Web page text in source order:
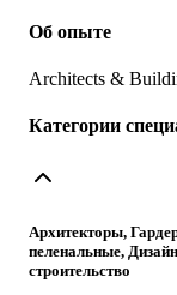
Об опыте
Architects &
Категории
Архитекторы,
пеленальные,
строительство